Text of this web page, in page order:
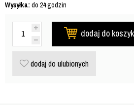
Wysyłka: do 24 godzin
dodaj do
dodaj do ulubionych